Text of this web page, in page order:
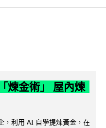
煉金術」 屋內煉
，利用 AI 自學提煉黃金，在